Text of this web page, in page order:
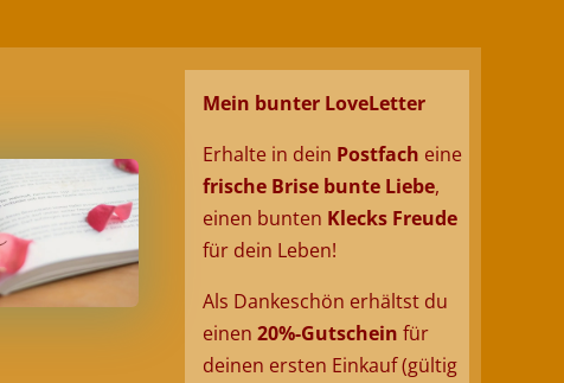
Mein bunter LoveLetter
Erhalte in dein Postfach eine
frische Brise bunteLiebe,
einen bunten Klecks Freude
für dein Leben!
Als Dankeschön erhältst du
einen 20%-Gutschein für
deinen ersten Einkauf (gültig